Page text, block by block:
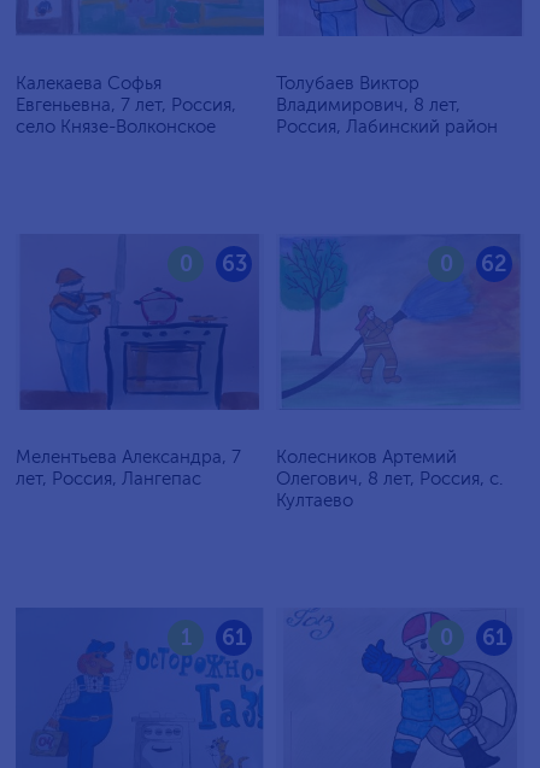
Калекаева Софья
Евгеньевна, 7 лет, Россия,
село Князе-Волконское
Толубаев Виктор
Владимирович, 8 лет,
Россия, Лабинский район
63
0
Мелентьева Александра, 7
лет, Россия, Лангепас
62
0
Колесников Артемий
Олегович, 8 лет, Россия, с.
Култаево
61
1 61
0